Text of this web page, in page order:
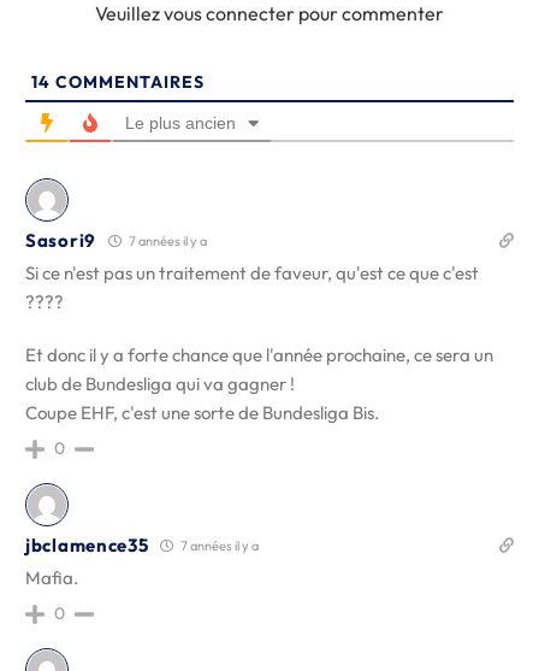
Veuillez vous connecter pour commenter
14 COMMENTAIRES
Le plus ancien
Sasori9 7 années il y a
Si ce n'est pas un traitement de faveur, qu'est ce que c'est
????
Et donc il y a forte chance que l'année prochaine, ce sera un
club de Bundesliga qui va gagner !
Coupe EHF, c'est une sorte de Bundesliga Bis.
0
jbclamence35 7 années il y a
Mafia.
0